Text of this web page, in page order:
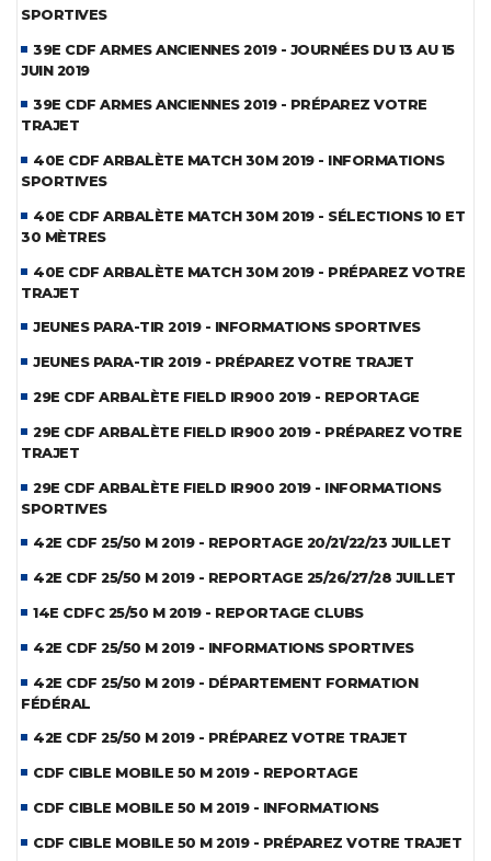
SPORTIVES
39E CDF ARMES ANCIENNES 2019 - JOURNÉES DU 13 AU 15
JUIN 2019
39E CDF ARMES ANCIENNES 2019 - PRÉPAREZ VOTRE
TRAJET
40E CDF ARBALÈTE MATCH 30M 2019 - INFORMATIONS
SPORTIVES
40E CDF ARBALÈTE MATCH 30M 2019 - SÉLECTIONS 10 ET
30 MÈTRES
40E CDF ARBALÈTE MATCH 30M 2019 - PRÉPAREZ VOTRE
TRAJET
JEUNES PARA-TIR 2019 - INFORMATIONS SPORTIVES
JEUNES PARA-TIR 2019 - PRÉPAREZ VOTRE TRAJET
29E CDF ARBALÈTE FIELD IR900 2019 - REPORTAGE
29E CDF ARBALÈTE FIELD IR900 2019 - PRÉPAREZ VOTRE
TRAJET
29E CDF ARBALÈTE FIELD IR900 2019 - INFORMATIONS
SPORTIVES
42E CDF 25/50 M 2019 - REPORTAGE 20/21/22/23 JUILLET
42E CDF 25/50 M 2019 - REPORTAGE 25/26/27/28 JUILLET
14E CDFC 25/50 M 2019 - REPORTAGE CLUBS
42E CDF 25/50 M 2019 - INFORMATIONS SPORTIVES
42E CDF 25/50 M 2019 - DÉPARTEMENT FORMATION
FÉDÉRAL
42E CDF 25/50 M 2019 - PRÉPAREZ VOTRE TRAJET
CDF CIBLE MOBILE 50 M 2019 - REPORTAGE
CDF CIBLE MOBILE 50 M 2019 - INFORMATIONS
CDF CIBLE MOBILE 50 M 2019 - PRÉPAREZ VOTRE TRAJET